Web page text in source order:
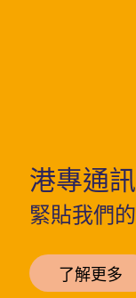
港專通訊
緊貼我們
了解更多